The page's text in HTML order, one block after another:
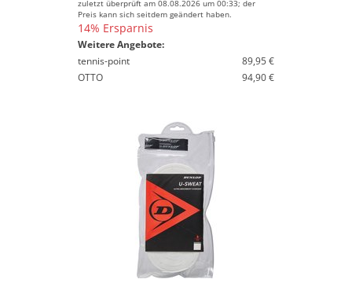
zuletzt überprüft am 08.08.2026 um 00:33; der
Preis kann sich seitdem geändert haben.
14% Ersparnis
Weitere Angebote:
tennis-point
89,95 €
OTTO
94,90 €